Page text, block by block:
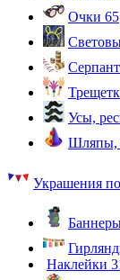
Очки 65
Усы,
Шляпы,
Украшения
Наклейки